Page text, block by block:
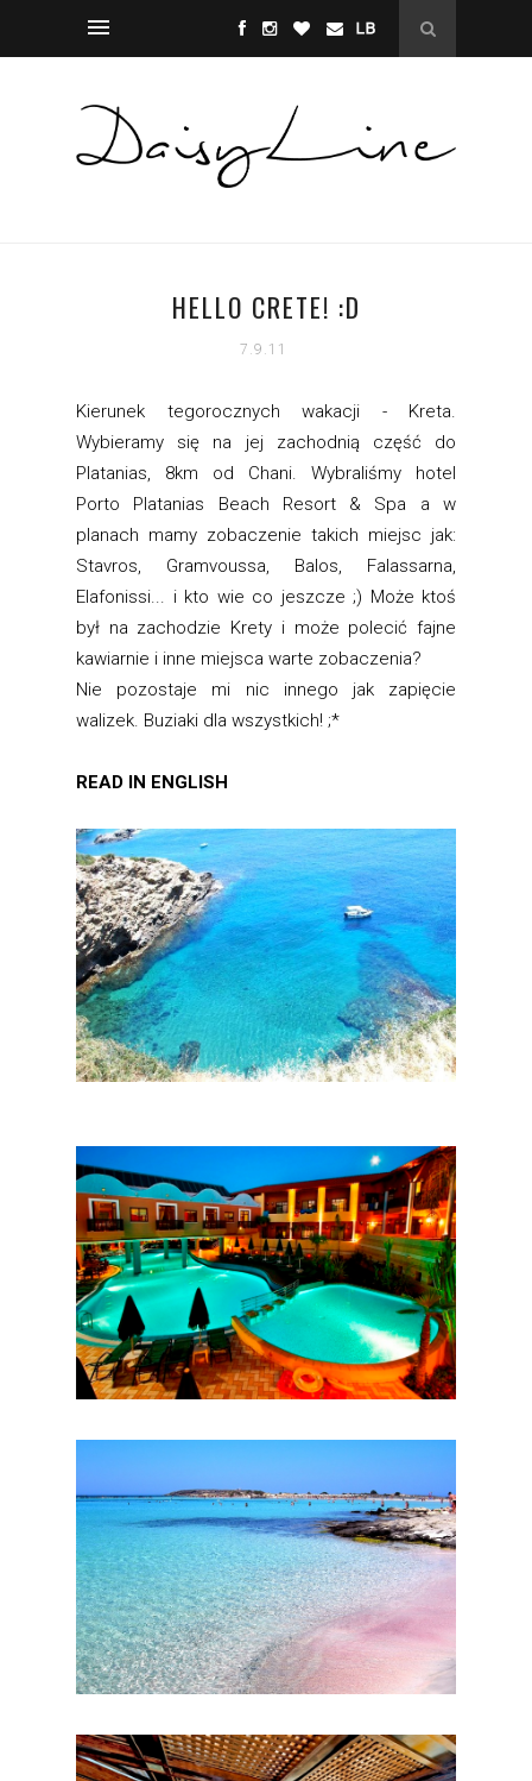
HELLO CRETE! :D
7.9.11
Kierunek tegorocznych wakacji - Kreta.
Wybieramy się na jej zachodnią część do
Platanias, 8km od Chani. Wybraliśmy hotel
Porto Platanias Beach Resort & Spa a w
planach mamy zobaczenie takich miejsc jak:
Stavros, Gramvoussa, Balos, Falassarna,
Elafonissi... i kto wie co jeszcze ;) Może ktoś
był na zachodzie Krety i może polecić fajne
kawiarnie i inne miejsca warte zobaczenia?
Nie pozostaje mi nic innego jak zapięcie
walizek. Buziaki dla wszystkich! ;*
READ IN ENGLISH